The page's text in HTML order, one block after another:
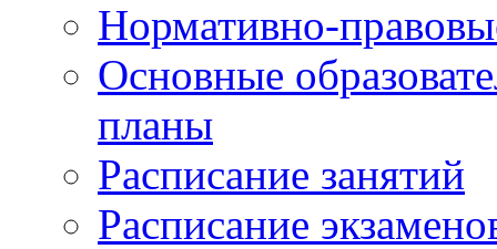
Нормативно-
Основные
планы
Расписание занятий
Расписание